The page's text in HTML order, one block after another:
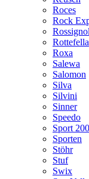
Roces
Rock
Rossignol
Rottefella
Roxa
Salewa
Salomon
Silva
Silvini
Sinner
Speedo
Sport
Sporten
Stöhr
Stuf
Swix